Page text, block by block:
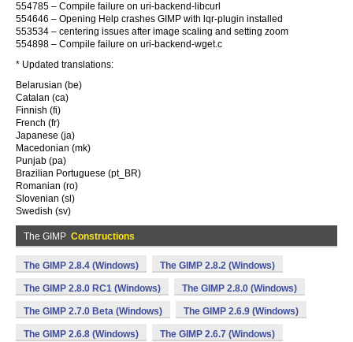
554785 – Compile failure on uri-backend-libcurl
554646 – Opening Help crashes GIMP with lqr-plugin installed
553534 – centering issues after image scaling and setting zoom
554898 – Compile failure on uri-backend-wget.c
* Updated translations:
Belarusian (be)
Catalan (ca)
Finnish (fi)
French (fr)
Japanese (ja)
Macedonian (mk)
Punjab (pa)
Brazilian Portuguese (pt_BR)
Romanian (ro)
Slovenian (sl)
Swedish (sv)
The GIMP Constructions
The GIMP 2.8.4 (Windows) The GIMP 2.8.2 (Windows)
The GIMP 2.8.0 RC1 (Windows) The GIMP 2.8.0 (Windows)
The GIMP 2.7.0 Beta (Windows) The GIMP 2.6.9 (Windows)
The GIMP 2.6.8 (Windows) The GIMP 2.6.7 (Windows)